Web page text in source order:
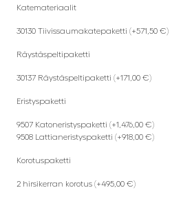
Katemateriaalit
30130 Tiivissaumakatepaketti (+571,50 €)
Räystäspeltipaketti
30137 Räystäspeltipaketti (+171,00 €)
Eristyspaketti
9507 Katoneristyspaketti (+1,476,00 €)
9508 Lattianeristyspaketti (+918,00 €)
Korotuspaketti
2 hirsikerran korotus (+495,00 €)